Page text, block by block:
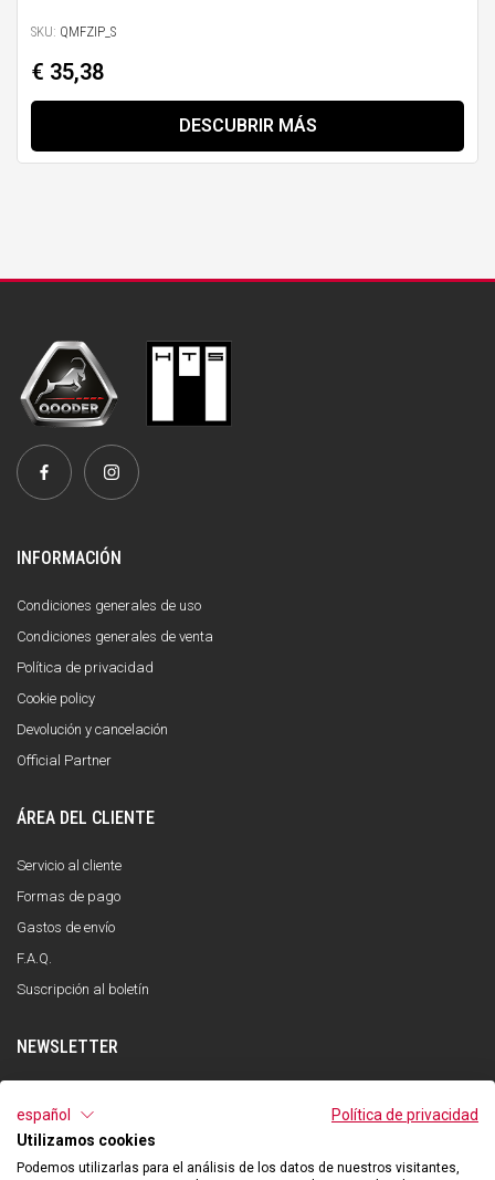
SKU: QMFZIP_S
€ 35,38
DESCUBRIR MÁS
INFORMACIÓN
Condiciones generales de uso
Condiciones generales de venta
Política de privacidad
Cookie policy
Devolución y cancelación
Official Partner
ÁREA DEL CLIENTE
Servicio al cliente
Formas de pago
Gastos de envío
F.A.Q.
Suscripción al boletín
NEWSLETTER
INSCRÍBETE
He leído y entendido la política de privacidad y acepto el tratamiento de mis
de acuerdo con lo indicado en la política de privacidad.
español
Política de privacidad
Utilizamos cookies
Podemos utilizarlas para el análisis de los datos de nuestros visitantes,